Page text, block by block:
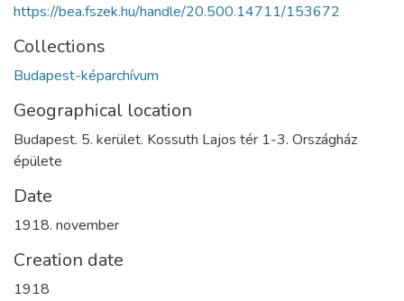
https://bea.fszek.hu/handle/20.500.14711/153672
Collections
Budapest-képarchívum
Geographical location
Budapest. 5. kerület. Kossuth Lajos tér 1-3. Országház
épülete
Date
1918. november
Creation date
1918